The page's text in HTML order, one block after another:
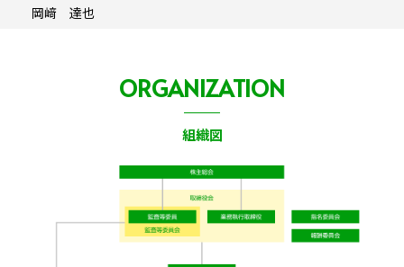
岡﨑 達也
ORGANIZATION
組織図